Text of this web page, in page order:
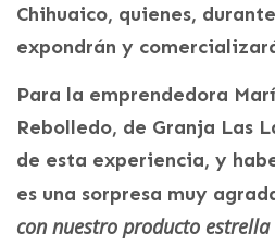
Chihuaico, quienes,
expondrán y
Para la emprendedora
Rebolledo, de Granja Las
de esta experiencia, y
es una sorpresa muy
con nuestro producto